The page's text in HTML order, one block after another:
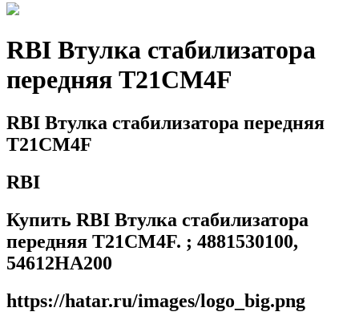
RBI Втулка стабилизатора
передняя T21CM4F
RBI Втулка стабилизатора передняя
T21CM4F
RBI
Купить RBI Втулка стабилизатора
передняя T21CM4F. ; 4881530100,
54612HA200
https://hatar.ru/images/logo_big.png